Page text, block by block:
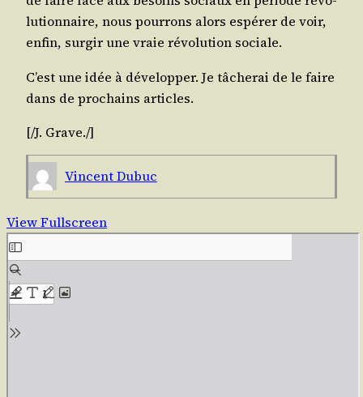
lu­tion­naire, nous pour­rons alors espé­rer de voir,
enfin, sur­gir une vraie révo­lu­tion sociale.
C’est une idée à déve­lop­per. Je tâche­rai de le faire
dans de pro­chains articles.
[/​J. Grave./​]
Vincent Dubuc
View Fullscreen